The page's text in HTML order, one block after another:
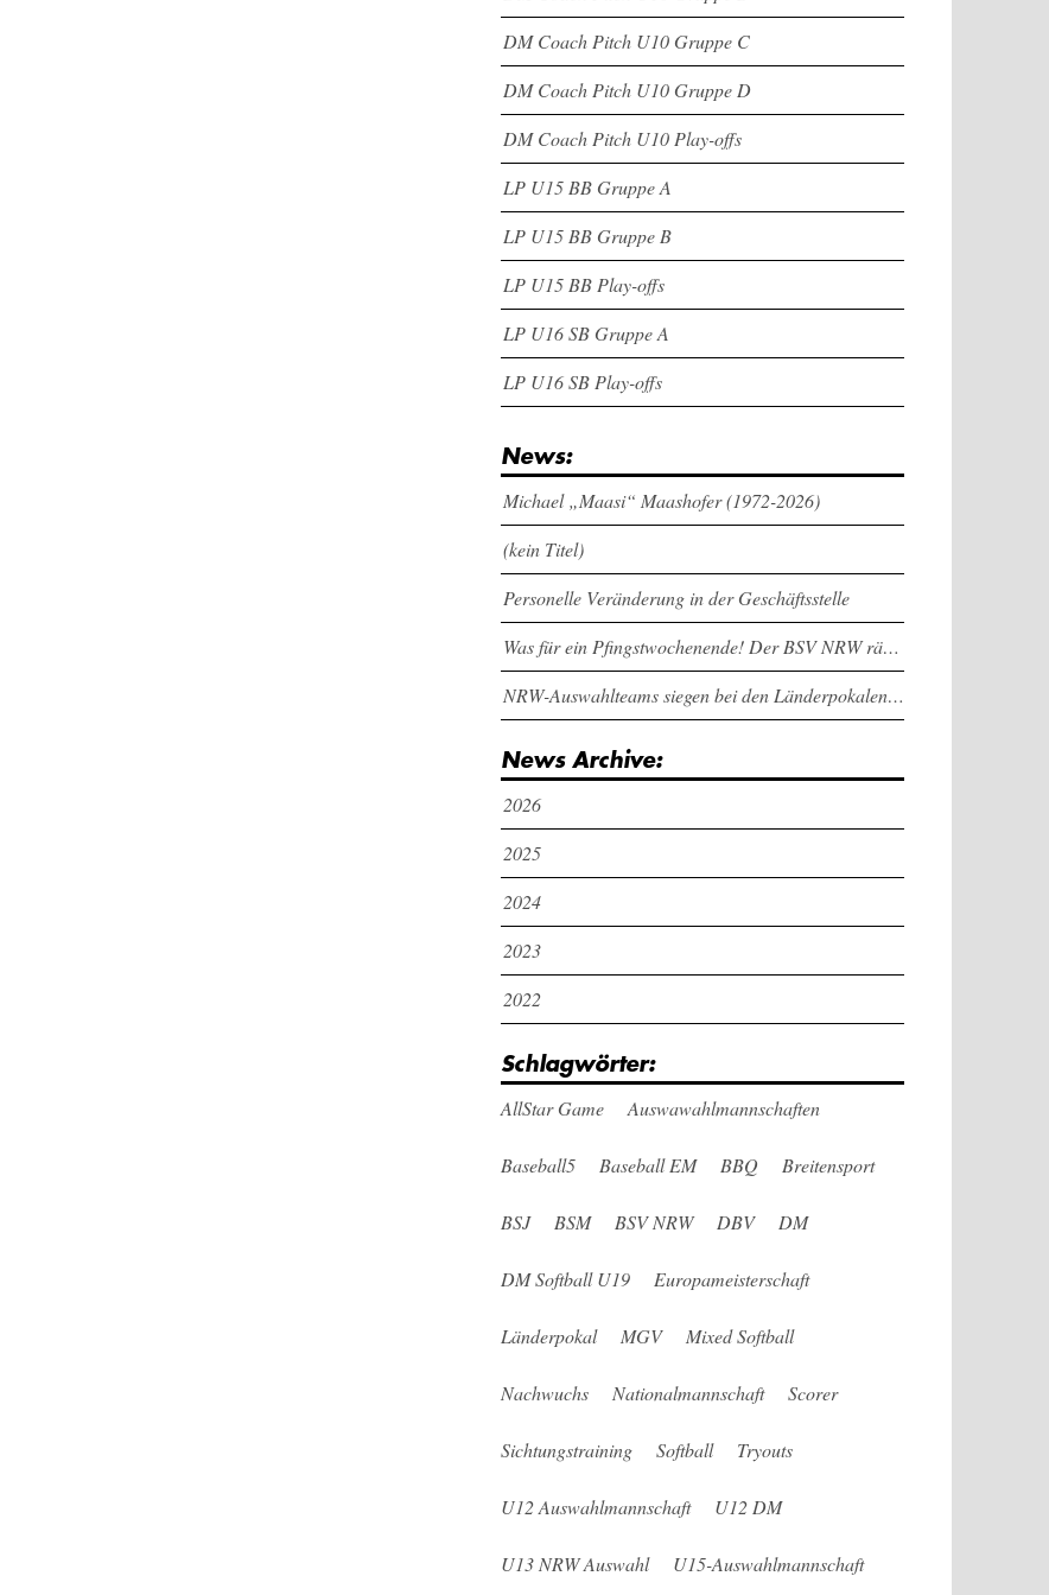
DM Coach Pitch U10 Gruppe C
DM Coach Pitch U10 Gruppe D
DM Coach Pitch U10 Play-offs
LP U15 BB Gruppe A
LP U15 BB Gruppe B
LP U15 BB Play-offs
LP U16 SB Gruppe A
LP U16 SB Play-offs
News:
Michael „Maasi“ Maashofer (1972-2026)
(kein Titel)
Personelle Veränderung in der Geschäftsstelle
Was für ein Pfingstwochenende! Der BSV NRW räumt bei den Länderpokalen ab
NRW-Auswahlteams siegen bei den Länderpokalen und dem Deutschlandcup an Pfingsten
News Archive:
2026
2025
2024
2023
2022
Schlagwörter:
AllStar Game Auswawahlmannschaften
Baseball5 Baseball EM BBQ Breitensport
BSJ BSM BSV NRW DBV DM
DM Softball U19 Europameisterschaft
Länderpokal MGV Mixed Softball
Nachwuchs Nationalmannschaft Scorer
Sichtungstraining Softball Tryouts
U12 Auswahlmannschaft U12 DM
U13 NRW Auswahl U15-Auswahlmannschaft